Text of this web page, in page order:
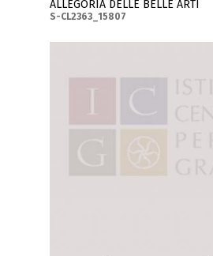
ALLEGORIA DELLE BELLE ARTI
S-CL2363_15807